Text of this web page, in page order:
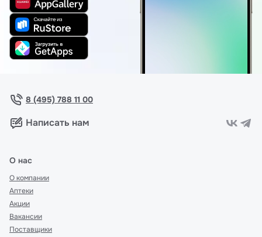
8 (495) 788 11 00
Написать нам
О нас
О компании
Аптеки
Акции
Вакансии
Поставщики